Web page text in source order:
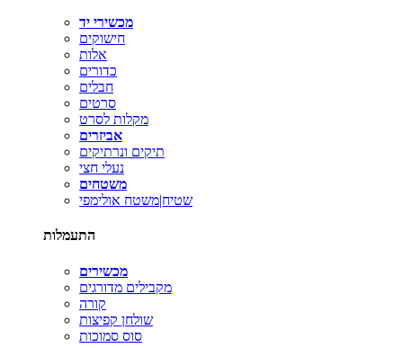
מכשירי יד
חישוקים
אלות
כדורים
חבלים
סרטים
מקלות לסרט
אביזרים
תיקים ונרתיקים
נעלי חצי
משטחים
שטיח|משטח אולימפי
התעמלות
מכשירים
מקבילים מדורגים
קורה
שולחן קפיצות
סוס סמוכות